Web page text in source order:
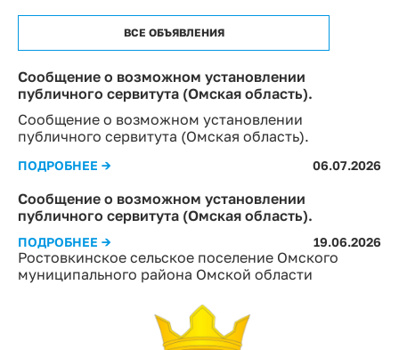
Ростовкинское сельское поселение Омского
муниципального района Омской области
ВСЕ ОБЪЯВЛЕНИЯ
Сообщение о возможном установлении
публичного сервитута (Омская область).
Сообщение о возможном установлении
публичного сервитута (Омская область).
ПОДРОБНЕЕ → 06.07.2026
Сообщение о возможном установлении
публичного сервитута (Омская область).
ПОДРОБНЕЕ → 19.06.2026